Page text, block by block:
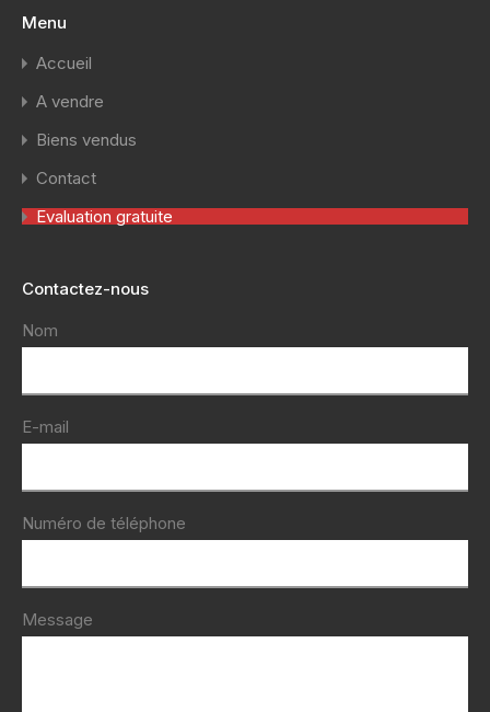
Menu
Accueil
A vendre
Biens vendus
Contact
Evaluation gratuite
Contactez-nous
Nom
E-mail
Numéro de téléphone
Message